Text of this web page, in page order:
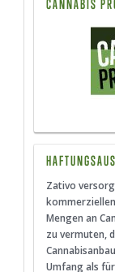
CANNABIS
Zativo
Mengen an
zu vermuten,
Umfang als